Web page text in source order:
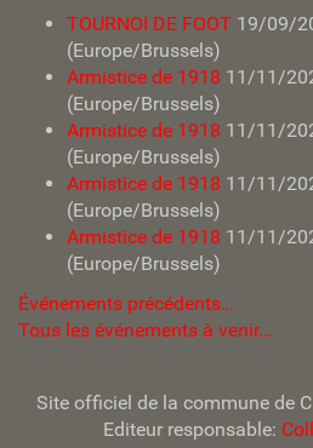
TOURNOI DE FOOT 19/09/
(Europe/Brussels)
Armistice de 1918 11/11/
(Europe/Brussels)
Armistice de 1918 11/11/
(Europe/Brussels)
Armistice de 1918 11/11/
(Europe/Brussels)
Armistice de 1918 11/11/
(Europe/Brussels)
Événements précédents…
Tous les événements à venir…
Site officiel de la commune de
Editeur responsable: